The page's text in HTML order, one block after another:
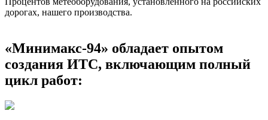
дорогах, нашего производства.
«Минимакс-94» обладает опытом
создания ИТС, включающим полный
цикл работ: